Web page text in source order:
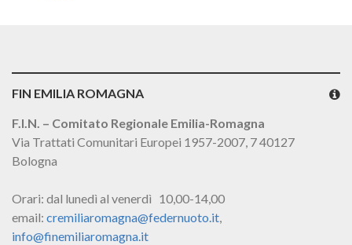
FIN EMILIA ROMAGNA
F.I.N. – Comitato Regionale Emilia-Romagna
Via Trattati Comunitari Europei 1957-2007, 7 40127
Bologna
Orari: dal lunedì al venerdì 10,00-14,00
email: cremiliaromagna@federnuoto.it,
info@finemiliaromagna.it